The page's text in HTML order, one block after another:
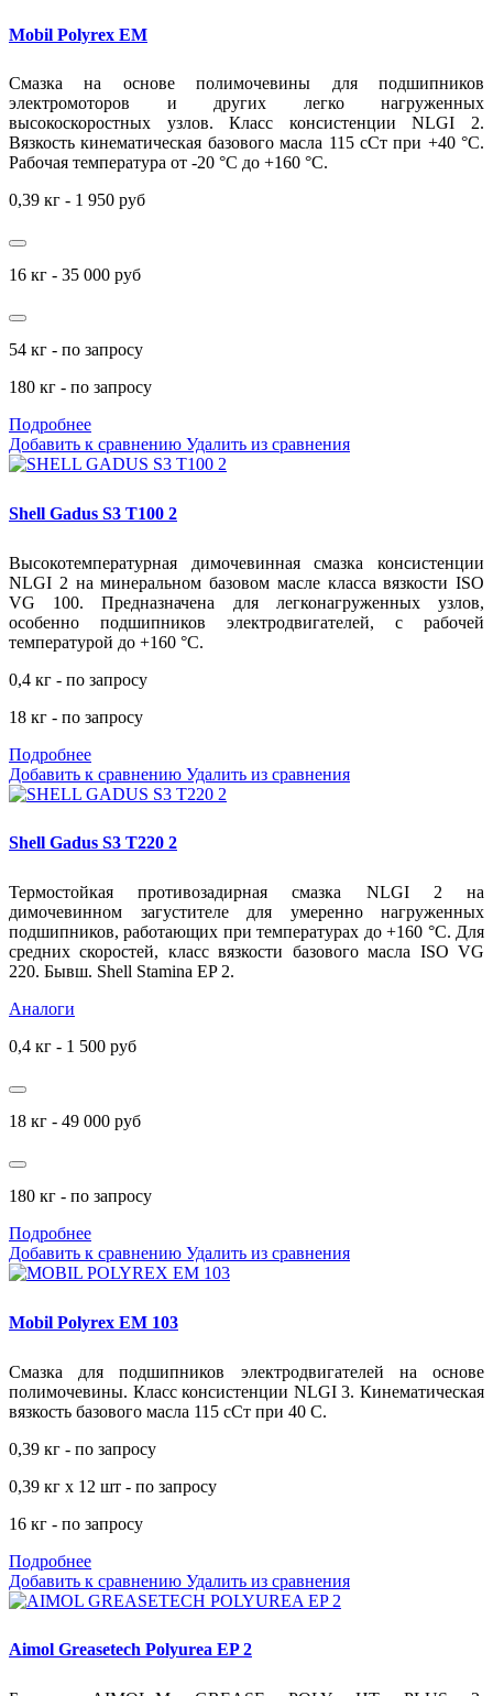
Mobil Polyrex EM
Смазка на основе полимочевины для подшипников
электромоторов и других легко нагруженных
высокоскоростных узлов. Класс консистенции NLGI 2.
Вязкость кинематическая базового масла 115 сСт при +40 °С.
Рабочая температура от -20 °С до +160 °С.
0,39 кг - 1 950 руб
16 кг - 35 000 руб
54 кг - по запросу
180 кг - по запросу
Подробнее
Добавить к сравнению Удалить из сравнения
Shell Gadus S3 T100 2
Высокотемпературная димочевинная смазка консистенции
NLGI 2 на минеральном базовом масле класса вязкости ISO
VG 100. Предназначена для легконагруженных узлов,
особенно подшипников электродвигателей, с рабочей
температурой до +160 °С.
0,4 кг - по запросу
18 кг - по запросу
Подробнее
Добавить к сравнению Удалить из сравнения
Shell Gadus S3 T220 2
Термостойкая противозадирная смазка NLGI 2 на
димочевинном загустителе для умеренно нагруженных
подшипников, работающих при температурах до +160 °С. Для
средних скоростей, класс вязкости базового масла ISO VG
220. Бывш. Shell Stamina EP 2.
Аналоги
0,4 кг - 1 500 руб
18 кг - 49 000 руб
180 кг - по запросу
Подробнее
Добавить к сравнению Удалить из сравнения
Mobil Polyrex EM 103
Смазка для подшипников электродвигателей на основе
полимочевины. Класс консистенции NLGI 3. Кинематическая
вязкость базового масла 115 сСт при 40 С.
0,39 кг - по запросу
0,39 кг х 12 шт - по запросу
16 кг - по запросу
Подробнее
Добавить к сравнению Удалить из сравнения
Aimol Greasetech Polyurea EP 2